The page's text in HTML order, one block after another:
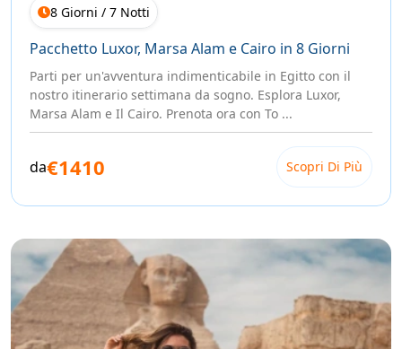
8 Giorni / 7 Notti
Pacchetto Luxor, Marsa Alam e Cairo in 8 Giorni
Parti per un'avventura indimenticabile in Egitto con il
nostro itinerario settimana da sogno. Esplora Luxor,
Marsa Alam e Il Cairo. Prenota ora con To ...
da€1410 Scopri Di Più